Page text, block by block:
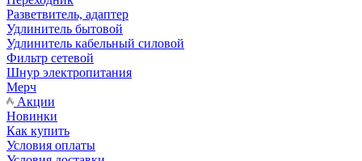
Разветвитель, адаптер
Удлинитель бытовой
Удлинитель кабельный силовой
Фильтр сетевой
Шнур электропитания
Мерч
Акции
Новинки
Как купить
Условия оплаты